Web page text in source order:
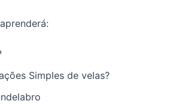
Simples de velas?